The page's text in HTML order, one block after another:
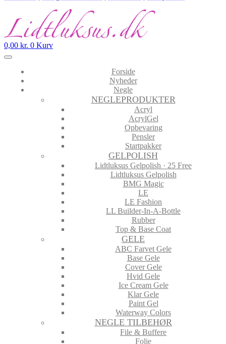
0,00 kr. 0 Kurv
Forside
Nyheder
Negle
NEGLEPRODUKTER
Acryl
AcrylGel
Opbevaring
Pensler
Startpakker
GELPOLISH
Lidtluksus Gelpolish · 25 Free
Lidtluksus Gelpolish
BMG Magic
LE
LE Fashion
LL Builder-In-A-Bottle
Rubber
Top & Base Coat
GELE
ABC Farvet Gele
Base Gele
Cover Gele
Hvid Gele
Ice Cream Gele
Klar Gele
Paint Gel
Waterway Colors
NEGLE TILBEHØR
File & Buffere
Folie